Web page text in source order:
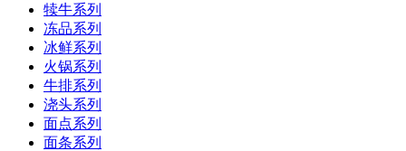
犊牛系列
冻品系列
冰鲜系列
火锅系列
牛排系列
浇头系列
面点系列
面条系列